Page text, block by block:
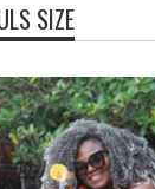
SIZE